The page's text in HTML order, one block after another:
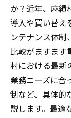
か？近年、麻績
導入や買い替え
ンテナンス体制
比較がますます
村における最新
業務ニーズに合
制など、具体的
説します。最適